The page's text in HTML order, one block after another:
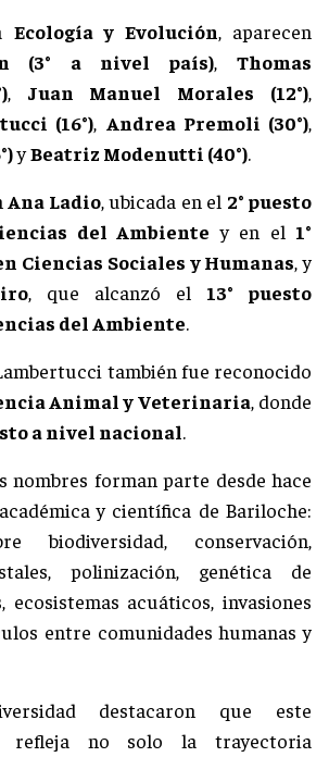
Ecología y Evolución, aparecen
(3° a nivel país),Thomas
, Juan Manuel Morales (12°),
(16°), Andrea Premoli (30°),
yBeatriz Modenutti (40°).
Ana Ladio, ubicada en el 2° puesto
del Ambiente y en el 1°
Ciencias Sociales y Humanas, y
, que alcanzó el 13° puesto
del Ambiente.
también fue reconocido
Animal y Veterinaria, donde
a nivel nacional.
nombres forman parte desde hace
y científica de Bariloche:
biodiversidad, conservación,
polinización, genética de
ecosistemas acuáticos, invasiones
entre comunidades humanas y
destacaron que este
refleja no solo la trayectoria